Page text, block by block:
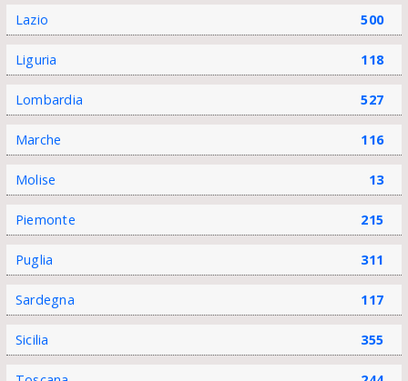
Lazio 500
Liguria 118
Lombardia 527
Marche 116
Molise 13
Piemonte 215
Puglia 311
Sardegna 117
Sicilia 355